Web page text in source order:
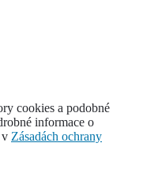
cookies a podobné
informace o
v Zásadách ochrany